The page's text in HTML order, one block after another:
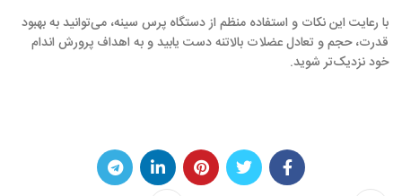
با رعایت این نکات و استفاده منظم از دستگاه پرس سینه، می‌توانید به بهبود
قدرت، حجم و تعادل عضلات بالاتنه دست یابید و به اهداف پرورش اندام
خود نزدیک‌تر شوید.